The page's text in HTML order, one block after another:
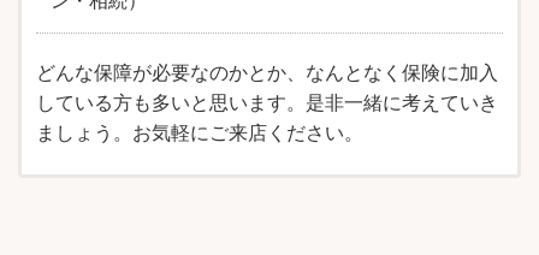
どんな保障が必要なのかとか、なんとなく保険に加入
している方も多いと思います。是非一緒に考えていき
ましょう。お気軽にご来店ください。